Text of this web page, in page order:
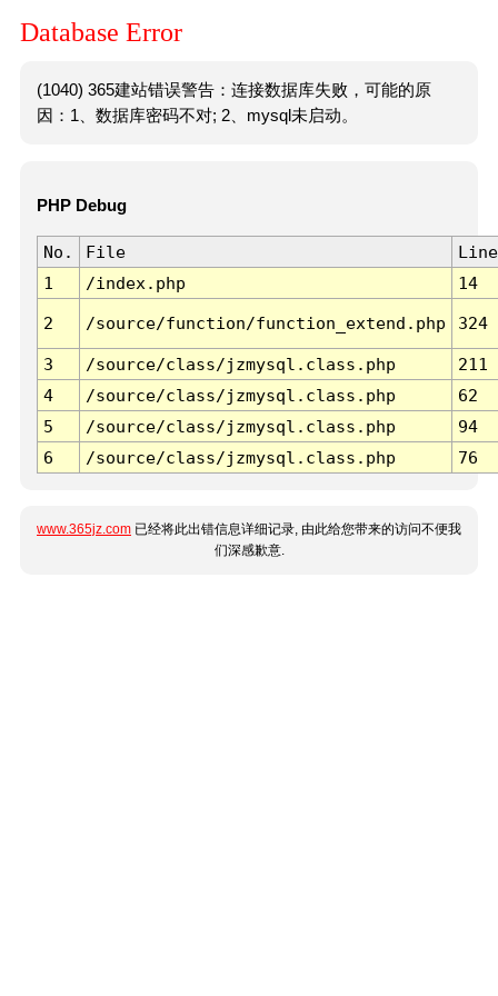
Database Error
(1040) 365建站错误警告：连接数据库失败，可能的原
因：1、数据库密码不对; 2、mysql未启动。
PHP Debug
No. File
Line
1
/index.php 14
2 /source/function/function_extend.php 324
3 /source/class/jzmysql.class.php
211
4
/source/class/jzmysql.class.php
62
5
/source/class/jzmysql.class.php
94
6
/source/class/jzmysql.class.php 76
www.365jz.com 已经将此出错信息详细记录, 由此给您带来的访问不便我
们深感歉意.